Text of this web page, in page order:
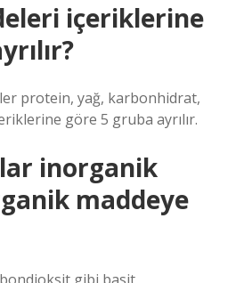
içeriklerine
protein, yağ, karbonhidrat,
göre 5 gruba ayrılır.
inorganik
maddeye